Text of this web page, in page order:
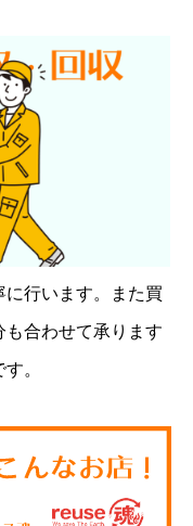
行います。また買
合わせて承ります
。